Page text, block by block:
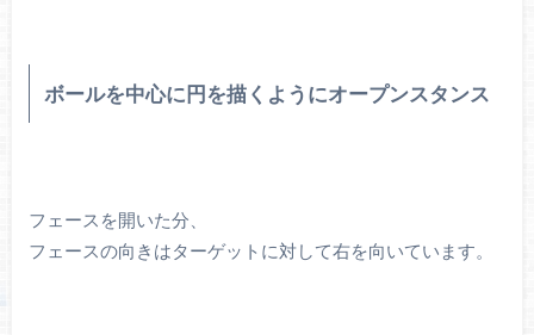
ボールを中心に円を描くようにオープンスタンス
フェースを開いた分、
フェースの向きはターゲットに対して右を向いています。